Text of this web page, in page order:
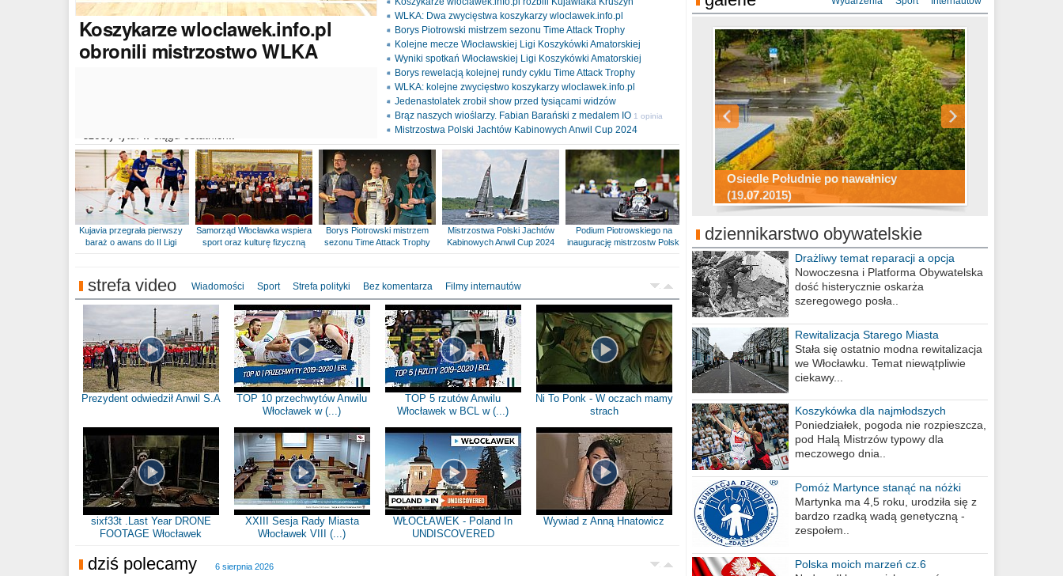
Koszykarzewloclawek.info.pl
obronili mistrzostwo WLKA
WLKA: Dwa zwycięstwa koszykarzy wloclawek.info.pl
Borys Piotrowski mistrzem sezonu Time Attack Trophy
Kolejne mecze Włocławskiej Ligi Koszykówki Amatorskiej
Wyniki spotkań Włocławskiej Ligi Koszykówki Amatorskiej
Borys rewelacją kolejnej rundy cyklu Time Attack Trophy
WLKA: kolejne zwycięstwo koszykarzy wloclawek.info.pl
Jedenastolatek zrobił show przed tysiącami widzów
Brąz naszych wioślarzy. Fabian Barański z medalem IO 1 opinia
Mistrzostwa Polski Jachtów Kabinowych Anwil Cup 2024
Kujavia przegrała pierwszy
baraż o awans do II Ligi
Samorząd Włocławka wspiera
sport oraz kulturę fizyczną
Borys Piotrowski mistrzem
sezonu Time Attack Trophy
Mistrzostwa Polski Jachtów
Kabinowych Anwil Cup 2024
Podium Piotrowskiego na
inaugurację mistrzostw Polski
strefa video Wiadomości Sport Strefa polityki Bez komentarza Filmy internautów
Prezydent odwiedził Anwil S.A
TOP 10 przechwytów Anwilu
Włocławek w (...)
TOP 5 rzutów Anwilu
Włocławek w BCL w (...)
Ni To Ponk - W oczach mamy
strach
sixf33t .Last Year DRONE
FOOTAGE Włocławek
XXIII Sesja Rady Miasta
Włocławek VIII (...)
WŁOCŁAWEK - Poland In
UNDISCOVERED
Wywiad z Anną Hnatowicz
dziś polecamy 6 sierpnia 2026
Osiedle Południe po nawałnicy
(19.07.2015)
Wizytówka Włocławka
polowanie wigilijne 2014
Miasto kładzie się do snu .
Konkurs fotograficzny "Co to za
miejsca"
Ścieżka rowerowa w naszym mieście
dziennikarstwo obywatelskie
Drażliwy temat reparacji a opcja
berlińska
Nowoczesna i Platforma Obywatelska
dość histerycznie oskarża
szeregowego posła..
Rewitalizacja Starego Miasta
Stała się ostatnio modna rewitalizacja
we Włocławku. Temat niewątpliwie
ciekawy...
Koszykówka dla najmłodszych
Poniedziałek, pogoda nie rozpieszcza,
pod Halą Mistrzów typowy dla
meczowego dnia..
Pomóż Martynce stanąć na nóżki
Martynka ma 4,5 roku, urodziła się z
bardzo rzadką wadą genetyczną -
zespołem..
Polska moich marzeń cz.6